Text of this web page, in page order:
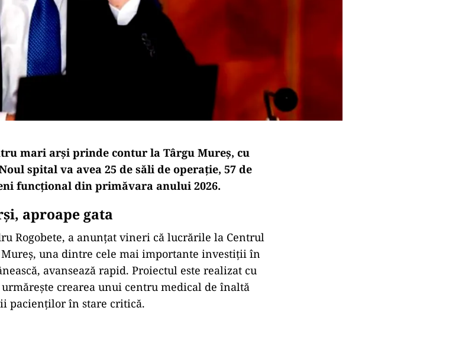
mari arși prinde contur la Târgu Mureș, cu
spital va avea 25 de săli de operație, 57 de
funcțional din primăvara anului 2026.
aproape gata
Rogobete, a anunțat vineri că lucrările la Centrul
una dintre cele mai importante investiții în
avansează rapid. Proiectul este realizat cu
crearea unui centru medical de înaltă
pacienților în stare critică.